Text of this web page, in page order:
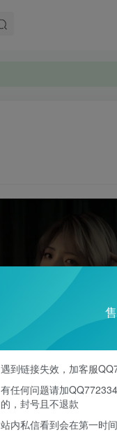
遇到链接失效，加客服
有任何问题请加
的，封号且不退款
站内私信看到会在第一时